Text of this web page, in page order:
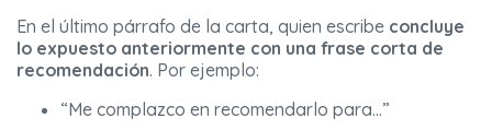
En el último párrafo de la carta, quien escribe concluye
lo expuesto anteriormente con una frase corta de
recomendación. Por ejemplo:
“Me complazco en recomendarlo para…”